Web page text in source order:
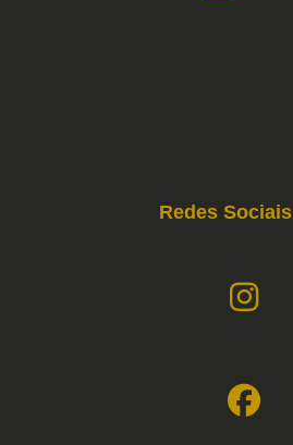
Redes Sociais